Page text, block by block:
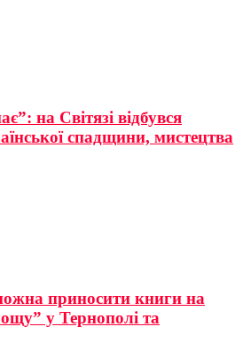
на Світязі відбувся
спадщини, мистецтва
приносити книги на
у Тернополі та